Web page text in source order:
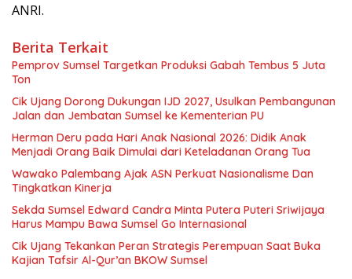
ANRI.
Berita Terkait
Pemprov Sumsel Targetkan Produksi Gabah Tembus 5 Juta
Ton
Cik Ujang Dorong Dukungan IJD 2027, Usulkan Pembangunan
Jalan dan Jembatan Sumsel ke Kementerian PU
Herman Deru pada Hari Anak Nasional 2026: Didik Anak
Menjadi Orang Baik Dimulai dari Keteladanan Orang Tua
Wawako Palembang Ajak ASN Perkuat Nasionalisme Dan
Tingkatkan Kinerja
Sekda Sumsel Edward Candra Minta Putera Puteri Sriwijaya
Harus Mampu Bawa Sumsel Go Internasional
Cik Ujang Tekankan Peran Strategis Perempuan Saat Buka
Kajian Tafsir Al-Qur’an BKOW Sumsel